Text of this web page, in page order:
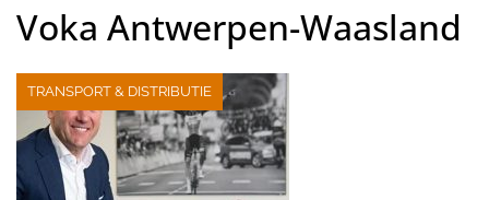
Voka Antwerpen-Waasland
TRANSPORT & DISTRIBUTIE